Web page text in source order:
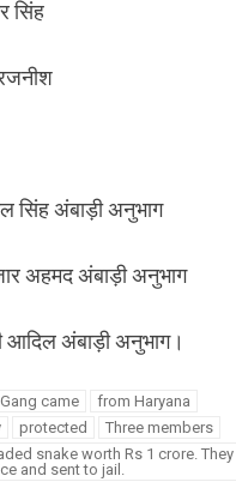
सिंह
सिंह अंबाड़ी अनुभाग
अहमद अंबाड़ी अनुभाग
आदिल अंबाड़ी अनुभाग।
came
from Haryana
protected
Three members
snake worth Rs 1 crore.
and sent to jail.